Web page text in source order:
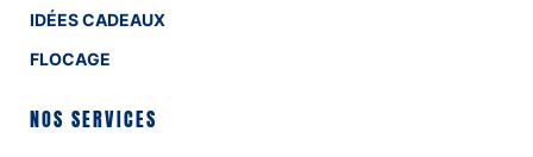
IDÉES CADEAUX
FLOCAGE
NOS SERVICES